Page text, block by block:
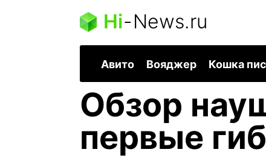
Hi-News.ru
Авито Вояджер Кошка
Обзор
первые